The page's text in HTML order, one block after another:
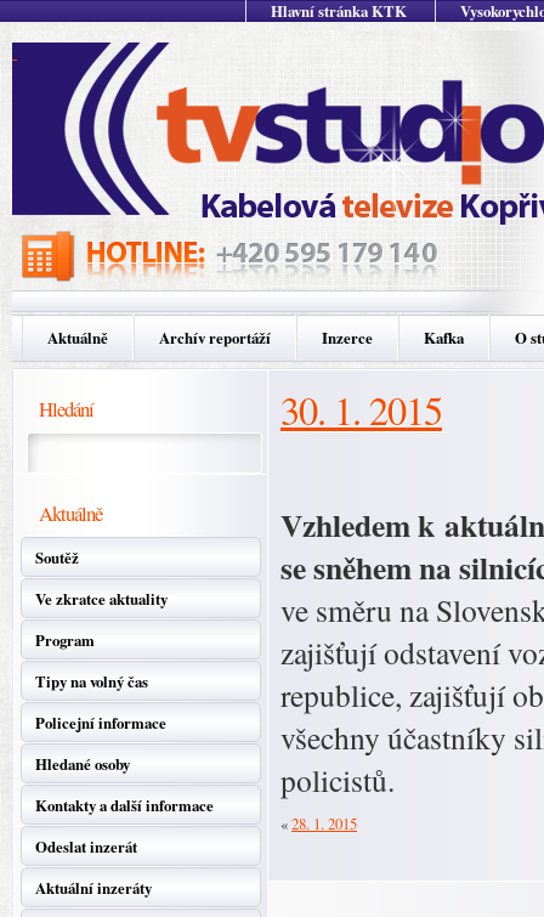
Hlavní stránka KTK
Aktuálně Archív reportáží Inzerce Kafka O
Hledání
Aktuálně
Soutěž
Ve zkratce aktuality
Program
Tipy na volný čas
Policejní informace
Hledané osoby
Kontakty a další informace
Odeslat inzerát
Aktuální inzeráty
30. 1. 2015
Vzhledem k
se sněhem na
ve směru na
zajišťují odstavení
republice, zajišťují
všechny účastníky
policistů.
«28. 1. 2015